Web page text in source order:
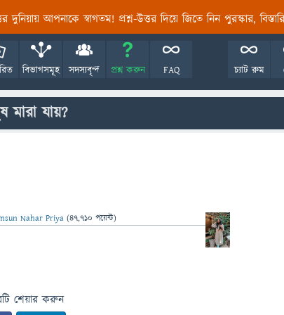
দুনিয়ায় আপনাকে স্বাগতম! প্রশ্ন-উত্তর দিয়ে জিতে নিন পুরস্কার,
বিভাগসমূহ সদস্যবৃন্দ প্রশ্ন করুন FAQ চ্যাট রুম
মারা যায়?
Nahar Priya (47,710 পয়েন্ট)
শেয়ার করুন